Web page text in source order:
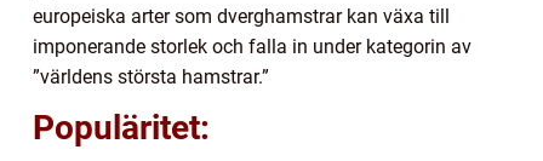
europeiska arter som dverghamstrar kan växa till
imponerande storlek och falla in under kategorin av
”världens största hamstrar.”
Populäritet: